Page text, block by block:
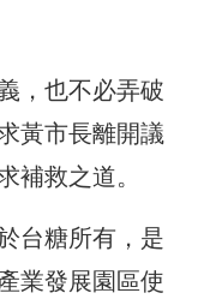
，也不必弄破
黃市長離開議
補救之道。
台糖所有，是
業發展園區使